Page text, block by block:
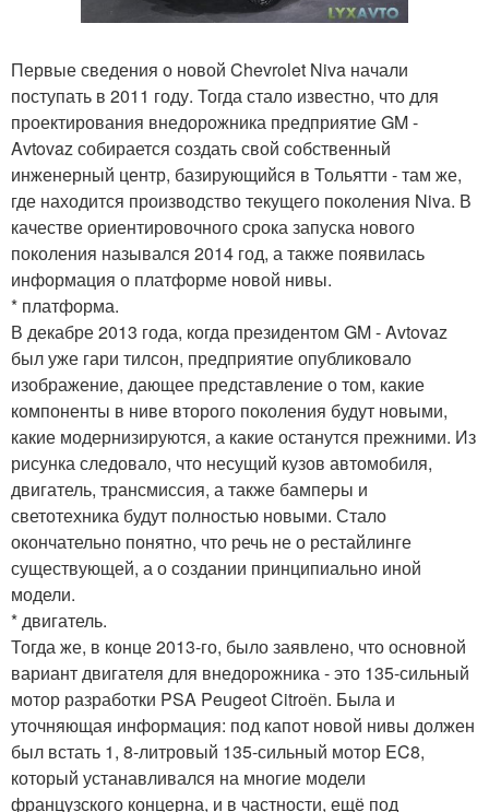
Первые сведения о новой Chevrolet Niva начали
поступать в 2011 году. Тогда стало известно, что для
проектирования внедорожника предприятие GM -
Avtovaz собирается создать свой собственный
инженерный центр, базирующийся в Тольятти - там же,
где находится производство текущего поколения Niva. В
качестве ориентировочного срока запуска нового
поколения назывался 2014 год, а также появилась
информация о платформе новой нивы.
* платформа.
В декабре 2013 года, когда президентом GM - Avtovaz
был уже гари тилсон, предприятие опубликовало
изображение, дающее представление о том, какие
компоненты в ниве второго поколения будут новыми,
какие модернизируются, а какие останутся прежними. Из
рисунка следовало, что несущий кузов автомобиля,
двигатель, трансмиссия, а также бамперы и
светотехника будут полностью новыми. Стало
окончательно понятно, что речь не о рестайлинге
существующей, а о создании принципиально иной
модели.
* двигатель.
Тогда же, в конце 2013-го, было заявлено, что основной
вариант двигателя для внедорожника - это 135-сильный
мотор разработки PSA Peugeot Citroёn. Была и
уточняющая информация: под капот новой нивы должен
был встать 1, 8-литровый 135-сильный мотор EC8,
который устанавливался на многие модели
французского концерна, и в частности, ещё под